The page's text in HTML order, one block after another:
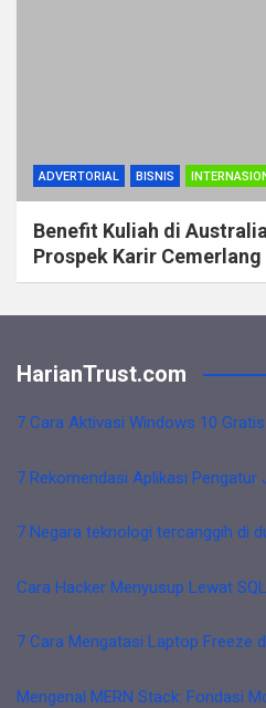
ADVERTORIAL BISNIS
Benefit Kuliah di
Prospek Karir Cemerlang
HarianTrust.com
7 Cara Aktivasi Windows 10
7 Rekomendasi Aplikasi Pengatur
7 Negara teknologi tercanggih di
Cara Hacker Menyusup Lewat
7 Cara Mengatasi Laptop Freeze
Mengenal MERN Stack: Fondasi